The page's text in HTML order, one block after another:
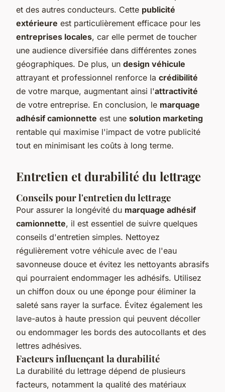
et des autres conducteurs. Cette publicité
extérieure est particulièrement efficace pour les
entreprises locales, car elle permet de toucher
une audience diversifiée dans différentes zones
géographiques. De plus, un design véhicule
attrayant et professionnel renforce la crédibilité
de votre marque, augmentant ainsi l'attractivité
de votre entreprise. En conclusion, le marquage
adhésif camionnette est une solution marketing
rentable qui maximise l'impact de votre publicité
tout en minimisant les coûts à long terme.
Entretien et durabilité du lettrage
Conseils pour l'entretien du lettrage
Pour assurer la longévité du marquage adhésif
camionnette, il est essentiel de suivre quelques
conseils d'entretien simples. Nettoyez
régulièrement votre véhicule avec de l'eau
savonneuse douce et évitez les nettoyants abrasifs
qui pourraient endommager les adhésifs. Utilisez
un chiffon doux ou une éponge pour éliminer la
saleté sans rayer la surface. Évitez également les
lave-autos à haute pression qui peuvent décoller
ou endommager les bords des autocollants et des
lettres adhésives.
Facteurs influençant la durabilité
La durabilité du lettrage dépend de plusieurs
facteurs, notamment la qualité des matériaux